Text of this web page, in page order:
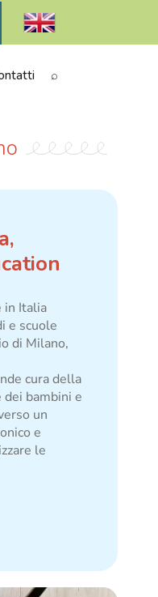
⌕
in Italia
e scuole
di Milano,
cura della
bambini e
un
e
le